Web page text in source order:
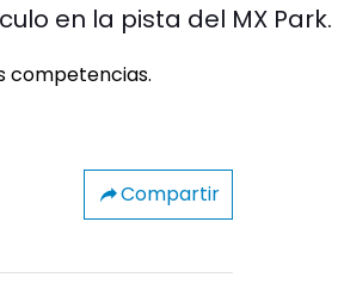
en la pista del MX Park.
Compartir